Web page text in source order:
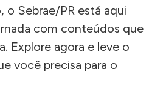
o Sebrae/PR está aqui
com conteúdos que
Explore agora e leve o
você precisa para o